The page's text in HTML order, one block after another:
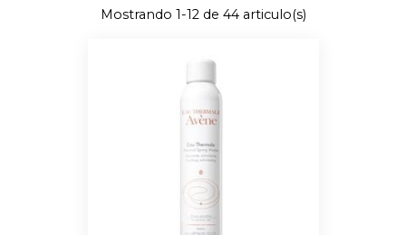
Mostrando 1-12 de 44 articulo(s)